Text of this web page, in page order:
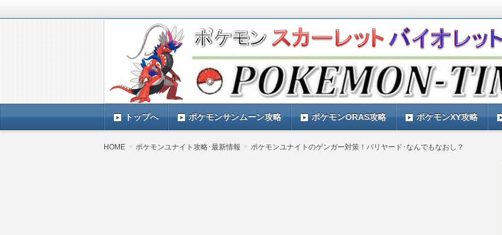
ポケモン最新情報まとめ『POKEMON-TIMES』
ポケモンSV(スカーレットバイオレット)の攻略や最新情報などをお届けする『POKEMON-
TIMES』 ポケモンSV(スカーレットバイオレット)の育成論やお得な情報なども紹介していきま
トップへ ポケモンサンムーン攻略 ポケモンORAS攻略 ポケモンXY攻略
HOME ポケモンユナイト攻略･最新情報 ポケモンユナイトのゲンガー対策！バリヤード･なんでもなおし？